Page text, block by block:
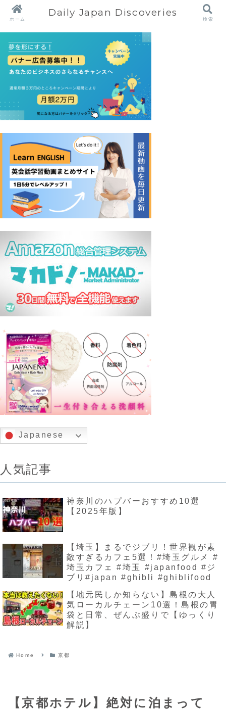
Japanese
人気記事
神奈川のハプバーおすすめ10選
【2025年版】
【埼玉】まるでジブリ！世界観が素
敵すぎるカフェ5選！#埼玉グルメ #
埼玉カフェ #埼玉 #japanfood #ジ
ブリ#japan #ghibli #ghiblifood
【地元民しか知らない】島根の大人
気ローカルチェーン10選！島根の胃
袋と日常、ぜんぶ盛りで【ゆっくり
解説】
Home 京都
【京都ホテル】絶対に泊まって
ホーム
Daily Japan Discoveries
検索